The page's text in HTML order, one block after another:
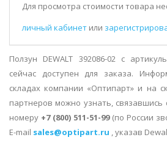
Для просмотра стоимости товара
личный кабинет или
Ползун DEWALT 392086-02 с
сейчас доступен для заказа.
складах компании «Оптипарт» и на
партнеров можно узнать,
номеру +7 (800) 511-51-99(по России
E-mail sales@optipart.ru , указав